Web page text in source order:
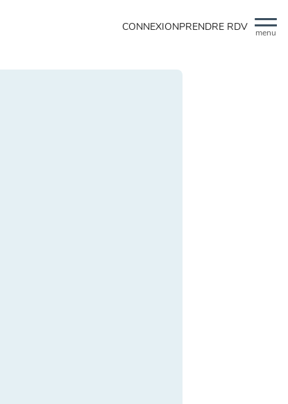
menu
CONNEXIONPRENDRE RDV